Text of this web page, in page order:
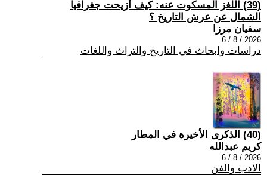
(39) اللغز المسكوت عنه: كيف أُزيحت جغرافيا
الشمال عن عرش التاريخ ؟
سفيان مرزا
2026 / 8 / 6
دراسات وابحاث في التاريخ والتراث واللغات
(40) الذكرى الأخيرة في المطار
كريم عبدالله
2026 / 8 / 6
الادب والفن